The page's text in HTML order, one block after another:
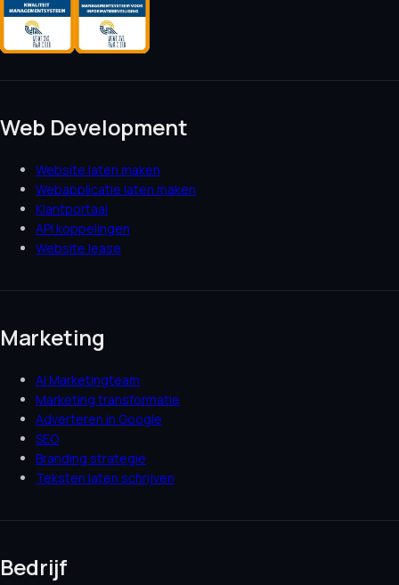
Web Development
Website laten maken
Webapplicatie laten maken
Klantportaal
API koppelingen
Website lease
Marketing
AI Marketingteam
Marketing transformatie
Adverteren in Google
SEO
Branding strategie
Teksten laten schrijven
Bedrijf